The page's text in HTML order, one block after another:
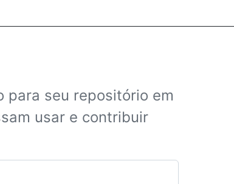
para seu repositório em
usar e contribuir